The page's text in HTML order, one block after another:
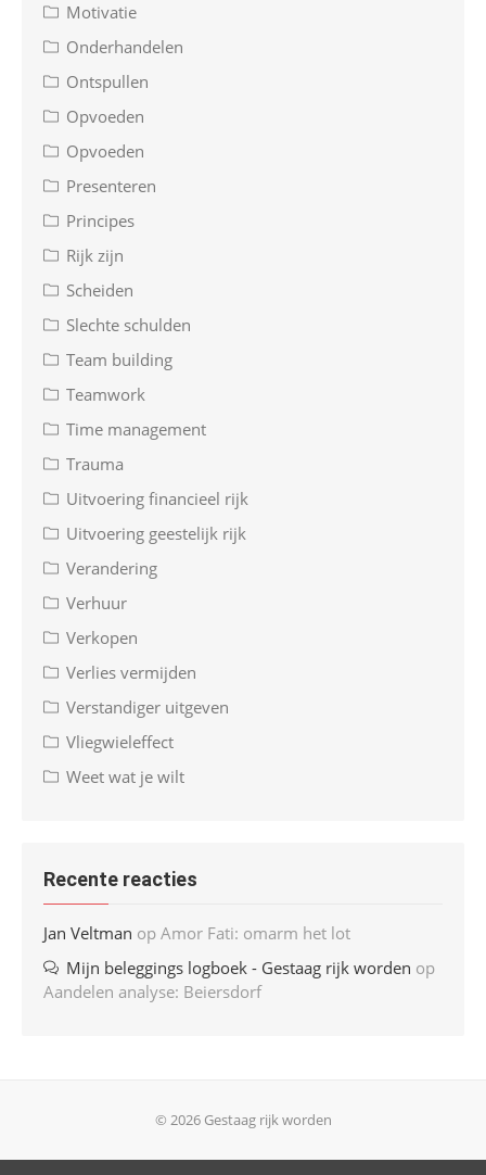
Motivatie
Onderhandelen
Ontspullen
Opvoeden
Opvoeden
Presenteren
Principes
Rijk zijn
Scheiden
Slechte schulden
Team building
Teamwork
Time management
Trauma
Uitvoering financieel rijk
Uitvoering geestelijk rijk
Verandering
Verhuur
Verkopen
Verlies vermijden
Verstandiger uitgeven
Vliegwieleffect
Weet wat je wilt
Recente reacties
Jan Veltman op Amor Fati: omarm het lot
Mijn beleggings logboek - Gestaag rijk worden op
Aandelen analyse: Beiersdorf
© 2026 Gestaag rijk worden